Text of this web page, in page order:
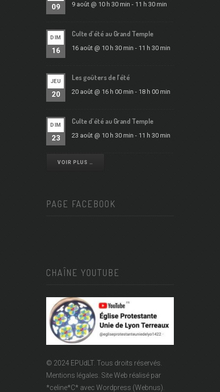
09 9 août @ 10 h 30 min - 11 h 30 min
DIM
16
Culte d’été au Grand Temple
16 août @ 10 h 30 min - 11 h 30 min
JEU
20
Les goûters de l’été
20 août @ 16 h 00 min - 18 h 00 min
DIM
23
Culte d’été au Grand Temple
23 août @ 10 h 30 min - 11 h 30 min
VOIR PLUS …
PAGE FACEBOOK
CHAÎNE YOUTUBE
© 2024 EPUdLT. Tous droits réservés.
Mentions légales. Site Web réalisé par
*celine*C* avec Wordpress (Webnus).